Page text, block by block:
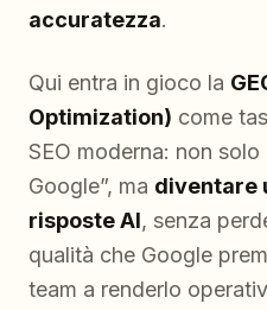
accuratezza.
Qui entra in gioco la
Optimization) come
SEO moderna: non solo
Google”, ma diventare
risposte AI, senza
qualità che Google
team a renderlo